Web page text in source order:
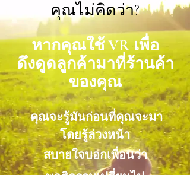
คุณไม่คิดว่า?
หากคุณใช้ VR เพื่อ
ดึงดูดลูกค้ามาที่ร้านค้า
ของคุณ
​คุณจะรู้มันก่อนที่คุณจะมา
โดยรู้ล่วงหน้า
สบายใจบอกเพื่อนว่า